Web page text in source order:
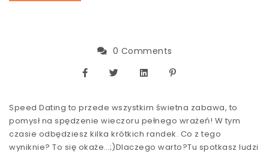
0 Comments
Speed Dating to przede wszystkim świetna zabawa, to
pomysł na spędzenie wieczoru pełnego wrażeń! W tym
czasie odbędziesz kilka krótkich randek. Co z tego
wyniknie? To się okaże…;)Dlaczego warto?Tu spotkasz ludzi